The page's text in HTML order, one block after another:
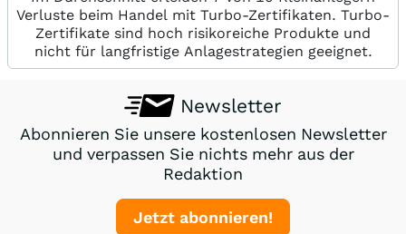
Verluste beim Handel mit Turbo-Zertifikaten. Turbo-
Zertifikate sind hoch risikoreiche Produkte und
nicht für langfristige Anlagestrategien geeignet.
Newsletter
Abonnieren Sie unsere kostenlosen Newsletter
und verpassen Sie nichts mehr aus der
Redaktion
Jetzt abonnieren!